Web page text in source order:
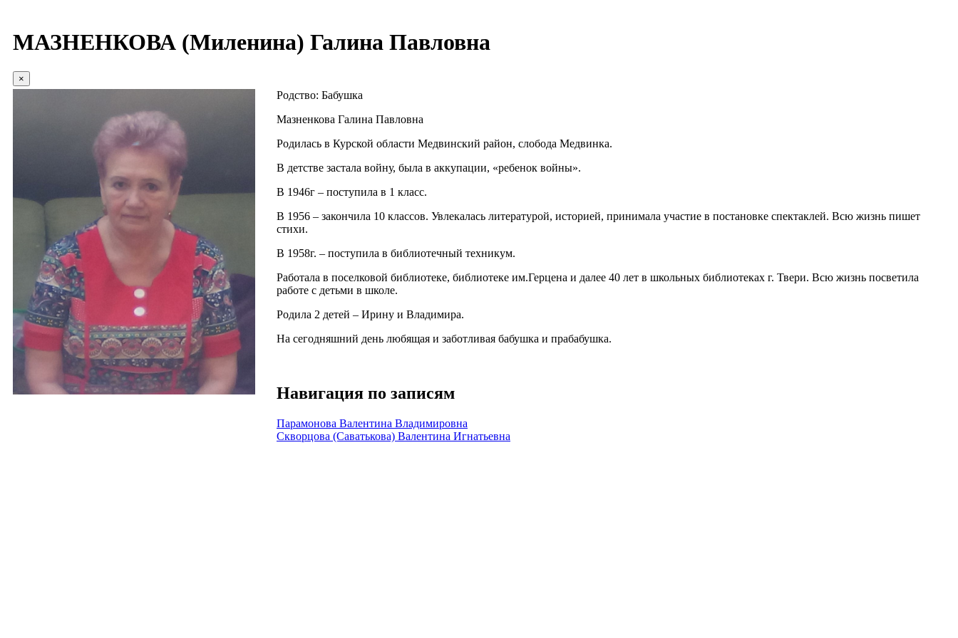
МАЗНЕНКОВА (Миленина) Галина Павловна
×
Родство: Бабушка
Мазненкова Галина Павловна
Родилась в Курской области Медвинский район, слобода Медвинка.
В детстве застала войну, была в аккупации, «ребенок войны».
В 1946г – поступила в 1 класс.
В 1956 – закончила 10 классов. Увлекалась литературой, историей, принимала участие в постановке спектаклей. Всю жизнь пишет
стихи.
В 1958г. – поступила в библиотечный техникум.
Работала в поселковой библиотеке, библиотеке им.Герцена и далее 40 лет в школьных библиотеках г. Твери. Всю жизнь посветила
работе с детьми в школе.
Родила 2 детей – Ирину и Владимира.
На сегодняшний день любящая и заботливая бабушка и прабабушка.
Навигация по записям
Парамонова Валентина Владимировна
Скворцова (Саватькова) Валентина Игнатьевна